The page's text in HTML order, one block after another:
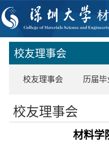
校友理事会
校友理事会 历届
校友理事会
材料学